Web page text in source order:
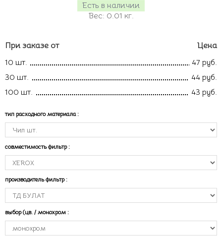
Есть в наличии
Вес: 0.01 кг.
При заказе от
Цена
10 шт.
47 руб.
30 шт.
44 руб.
100 шт.
43 руб.
тип расходного материала :
совместимость фильтр :
производитель фильтр :
выбор (цв. / монохром :